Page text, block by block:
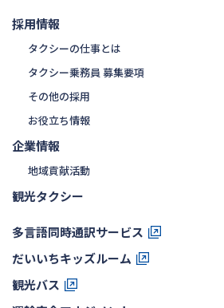
採用情報
タクシーの仕事とは
タクシー乗務員 募集要項
その他の採用
お役立ち情報
企業情報
地域貢献活動
観光タクシー
多言語同時通訳サービス
だいいちキッズルーム
観光バス